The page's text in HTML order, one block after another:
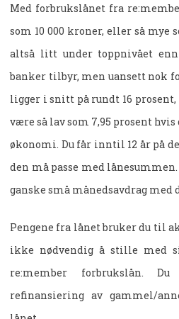
Med forbrukslånet fra
som 10 000 kroner, eller så mye
altså litt under toppnivået
banker tilbyr, men uansett nok
ligger i snitt på rundt 16
være så lav som 7,95 prosent
økonomi. Du får inntil 12 år på
den må passe med
ganske små månedsavdrag med
Pengene fra lånet bruker du til
ikke nødvendig å stille med
re:member forbrukslån.
refinansiering av gammel/